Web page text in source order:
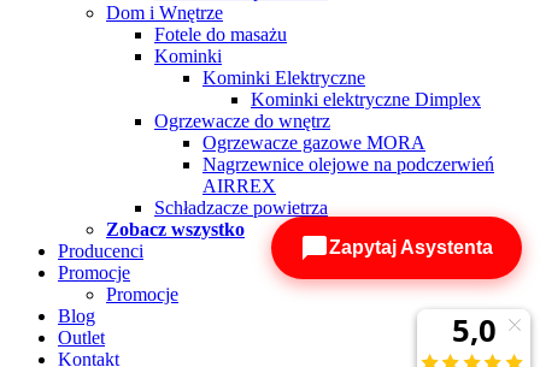
Dom i Wnętrze
Fotele do masażu
Kominki
Kominki Elektryczne
Kominki elektryczne Dimplex
Ogrzewacze do wnętrz
Ogrzewacze gazowe MORA
Nagrzewnice olejowe na podczerwień
AIRREX
Schładzacze powietrza
Zobacz wszystko
Producenci
Promocje
Promocje
Blog
Outlet
Kontakt
Zapytaj Asystenta